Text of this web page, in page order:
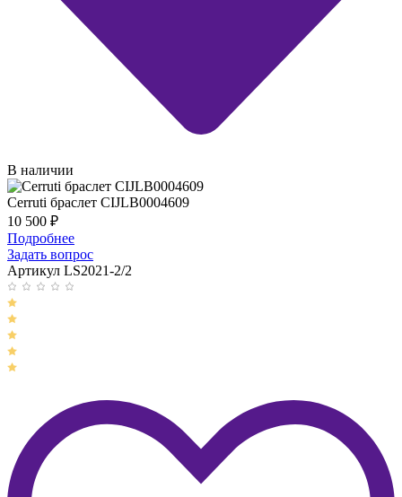
В наличии
Cerruti браслет CIJLB0004609
10 500 ₽
Подробнее
Задать вопрос
Артикул LS2021-2/2